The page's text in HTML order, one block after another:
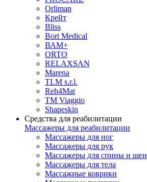
Orliman
Крейт
Bliss
Bort Medical
ВАМ+
ORTO
RELAXSAN
Marena
TLM s.r.l.
Reh4Mat
TM Viaggio
Shapeskin
Средства для реабилитации
Массажеры для реабилитации
Массажеры для ног
Массажеры для рук
Массажеры для спины и шеи
Массажеры для тела
Массажные коврики